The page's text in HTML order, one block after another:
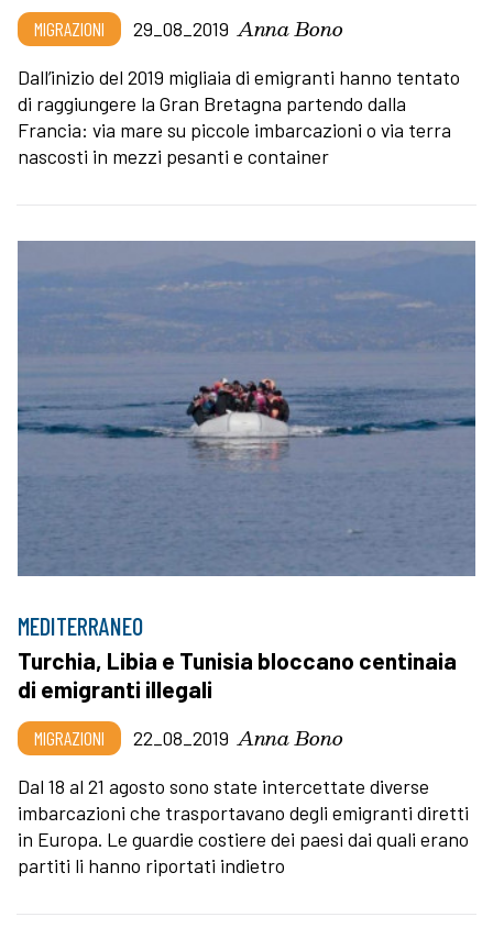
MIGRAZIONI 29_08_2019 Anna Bono
Dall’inizio del 2019 migliaia di emigranti hanno tentato
di raggiungere la Gran Bretagna partendo dalla
Francia: via mare su piccole imbarcazioni o via terra
nascosti in mezzi pesanti e container
MEDITERRANEO
Turchia, Libia e Tunisia bloccano centinaia
di emigranti illegali
MIGRAZIONI 22_08_2019 Anna Bono
Dal 18 al 21 agosto sono state intercettate diverse
imbarcazioni che trasportavano degli emigranti diretti
in Europa. Le guardie costiere dei paesi dai quali erano
partiti li hanno riportati indietro